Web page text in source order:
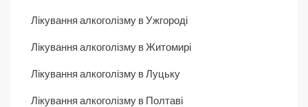
Лікування алкоголізму в Ужгороді
Лікування алкоголізму в Житомирі
Лікування алкоголізму в Луцьку
Лікування алкоголізму в Полтаві